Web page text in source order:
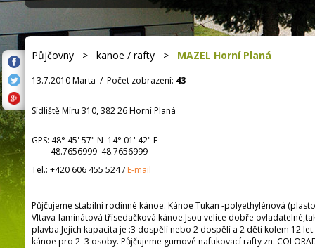
Půjčovny > kanoe / rafty > MAZEL Horní Planá
13.7.2010 Marta / Počet zobrazení: 43
Sídliště Míru 310, 382 26 Horní Planá
GPS: 48° 45' 57" N 14° 01' 42" E
48.7656999 48.7656999
Tel.: +420 606 455 524/E-mail
Půjčujeme stabilní rodinné kánoe. Kánoe Tukan -polyethylénová
Vltava-laminátová třísedačková kánoe.Jsou velice dobře
plavba.Jejich kapacita je :3 dospělí nebo 2 dospělí a 2 děti kolem 12
kánoe pro 2–3 osoby. Půjčujeme gumové nafukovací rafty zn.